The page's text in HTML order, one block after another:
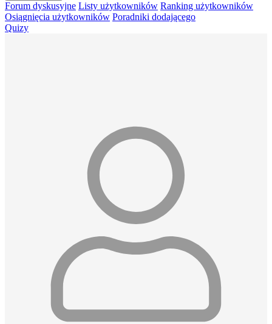
Forum dyskusyjne Listy użytkowników Ranking użytkowników
Osiągnięcia użytkowników Poradniki dodającego
Quizy